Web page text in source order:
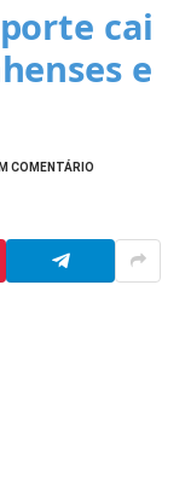
cai
e
COMENTÁRIO